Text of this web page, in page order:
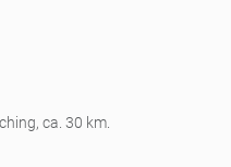
ca. 30 km.